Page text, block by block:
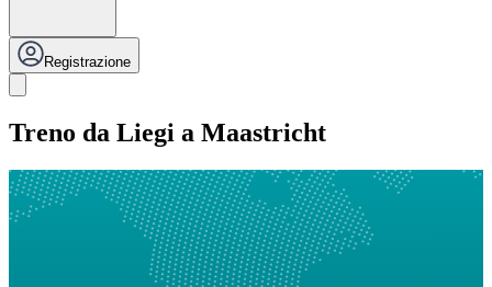
Registrazione
Treno da Liegi a Maastricht